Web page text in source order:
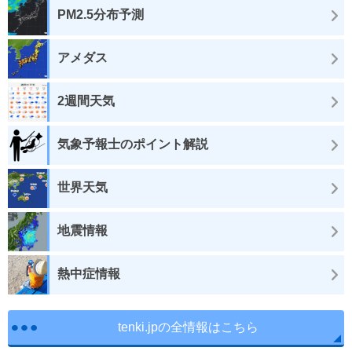
PM2.5分布予測
アメダス
2週間天気
気象予報士のポイント解説
世界天気
地震情報
熱中症情報
tenki.jpの全情報はこちら